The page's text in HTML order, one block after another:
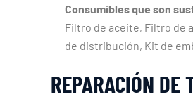
Consumibles que son
Filtro de aceite, Filtro de
de distribución, Kit de
REPARACIÓN DE